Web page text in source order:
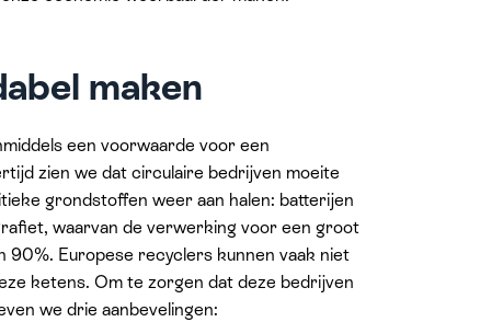
maken
een voorwaarde voor een
zien we dat circulaire bedrijven moeite
grondstoffen weer aan halen: batterijen
waarvan de verwerking voor een groot
90%. Europese recyclers kunnen vaak niet
ketens. Om te zorgen dat deze bedrijven
we drie aanbevelingen: